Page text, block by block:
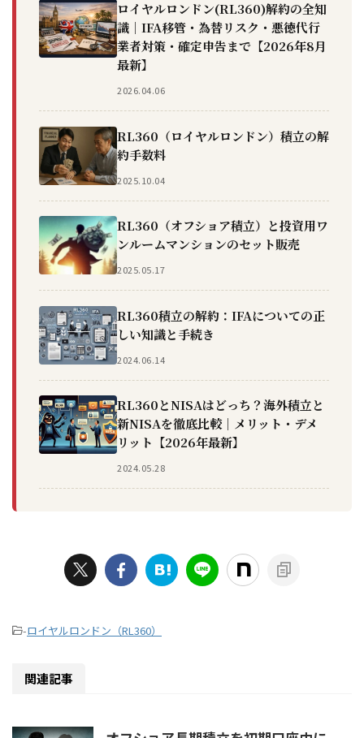
ロイヤルロンドン(RL360)解約の全知
識｜IFA移管・為替リスク・悪徳代行
業者対策・確定申告まで【2026年8月
最新】
2026.04.06
RL360（ロイヤルロンドン）積立の解
約手数料
2025.10.04
RL360（オフショア積立）と投資用ワ
ンルームマンションのセット販売
2025.05.17
RL360積立の解約：IFAについての正
しい知識と手続き
2024.06.14
RL360とNISAはどっち？海外積立と
新NISAを徹底比較｜メリット・デメ
リット【2026年最新】
2024.05.28
-ロイヤルロンドン（RL360）
関連記事